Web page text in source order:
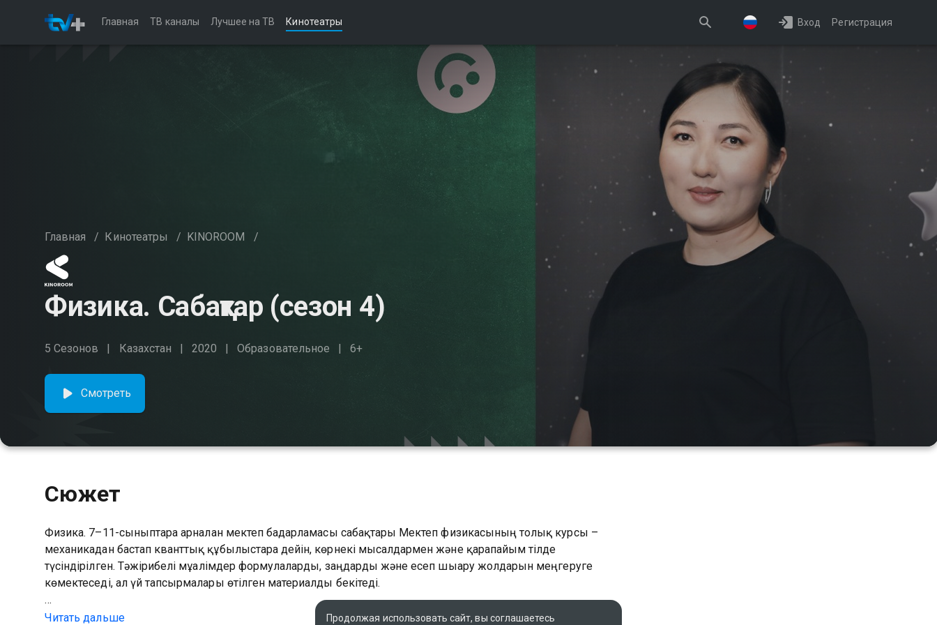
Главная ТВ каналы Лучшее на ТВ Кинотеатры Вход Регистрация
Главная / Кинотеатры / KINOROOM /
Физика. Сабақтар (сезон 4)
5 Сезонов Казахстан 2020 Образовательное 6+
Смотреть
Сюжет
Физика. 7–11-сыныптарға арналған мектеп бағдарламасы сабақтары Мектеп физикасының толық курсы –
механикадан бастап кванттық құбылыстарға дейін, көрнекі мысалдармен және қарапайым тілде
түсіндірілген. Тәжірибелі мұғалімдер формулаларды, заңдарды және есеп шығару жолдарын меңгеруге
көмектеседі, ал үй тапсырмалары өтілген материалды бекітеді.
Посмотреть онлайн 4 сезон сериала Физика. Сабақтар вы можете совершенно бесплатно в хорошем HD
Читать дальше Продолжая использовать сайт, вы соглашаетесь